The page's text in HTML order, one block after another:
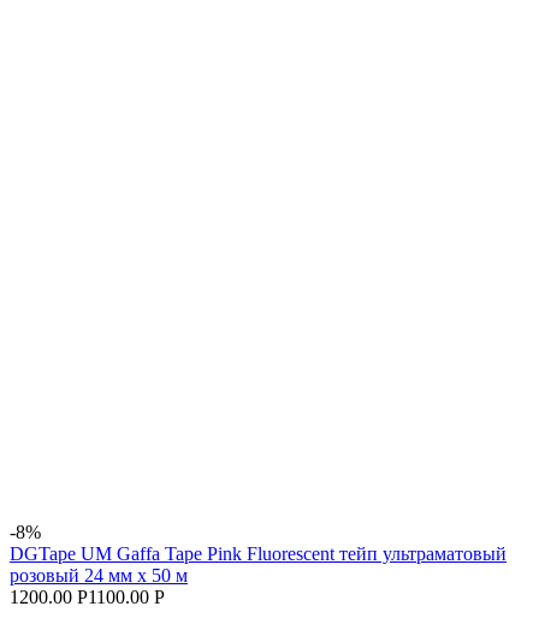
-8%
DGTape UM Gaffa Tape Pink Fluorescent тейп ультраматовый
розовый 24 мм x 50 м
1200.00 Р1100.00 Р